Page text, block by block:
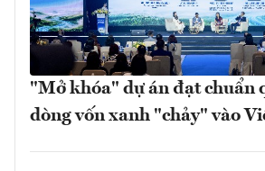
"Mở khóa" dự án đạt chuẩn
dòng vốn xanh "chảy" vào